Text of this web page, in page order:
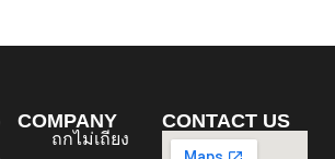
COMPANY
ถกไม่เถียง
CONTACT US